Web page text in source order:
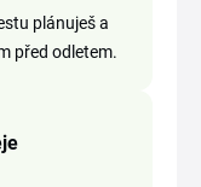
plánuješ a
před odletem.